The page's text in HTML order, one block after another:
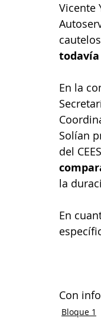
Vicente
En la
Solían
del
la
En
Con
Bloque 1